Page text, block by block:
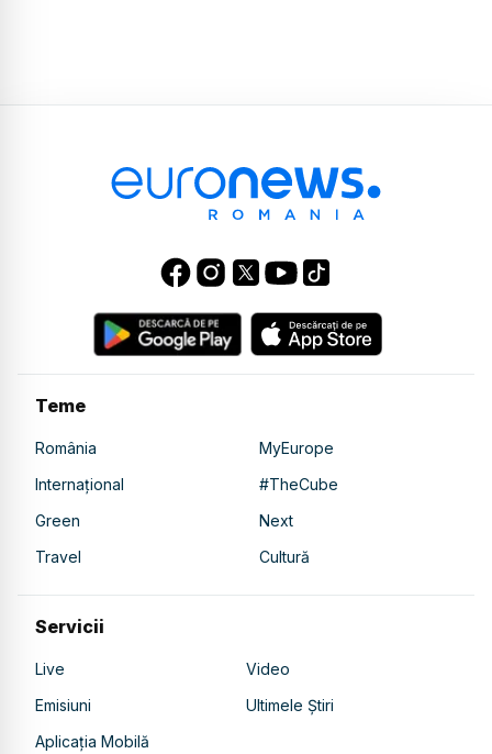
Teme
România
MyEurope
Internațional
#TheCube
Green
Next
Travel
Cultură
Servicii
Live
Video
Emisiuni
Ultimele Știri
Aplicația Mobilă